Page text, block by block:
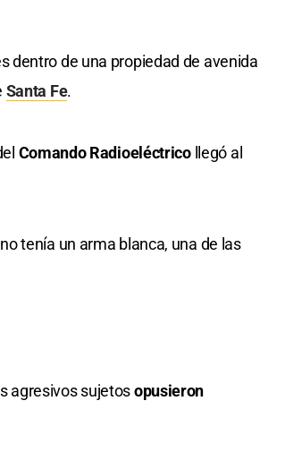
dentro de una propiedad de avenida
Santa Fe.
Comando Radioeléctricollegó al
tenía un arma blanca, una de las
agresivos sujetosopusieron